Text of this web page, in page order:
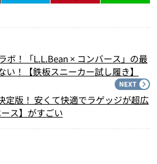
ボ！「L.L.Bean × コンバース」の最
！【鉄板スニーカー試し履き】
定版！ 安くて快適でラゲッジが超広
ス】がすごい